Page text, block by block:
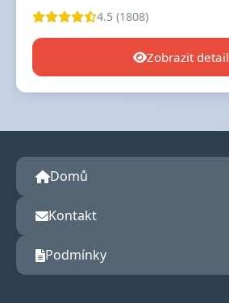
4.5 (1808)
Zobrazit detail
Domů
Kontakt
Podmínky